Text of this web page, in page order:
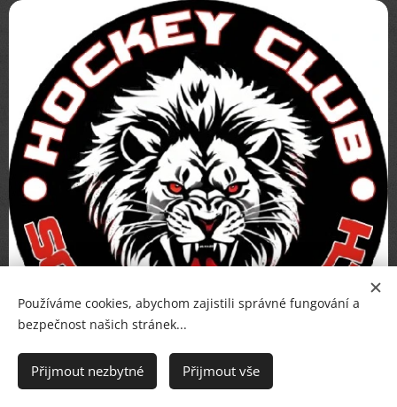
Používáme cookies, abychom zajistili správné fungování a
bezpečnost našich stránek...
Přijmout nezbytné Přijmout vše